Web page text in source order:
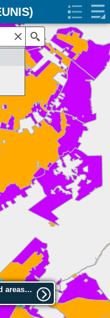
Nationally designated areas (NatDA) - Large scale viewing:Untere Wümme 1. Änderungsverordnung
Search